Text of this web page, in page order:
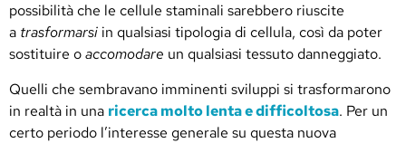
possibilità che le cellule staminali sarebbero riuscite
a trasformarsi in qualsiasi tipologia di cellula, così da poter
sostituire oaccomodare un qualsiasi tessuto danneggiato.
Quelli che sembravano imminenti sviluppi si trasformarono
in realtà in una ricerca molto lenta e difficoltosa. Per un
certo periodo l’interesse generale su questa nuova